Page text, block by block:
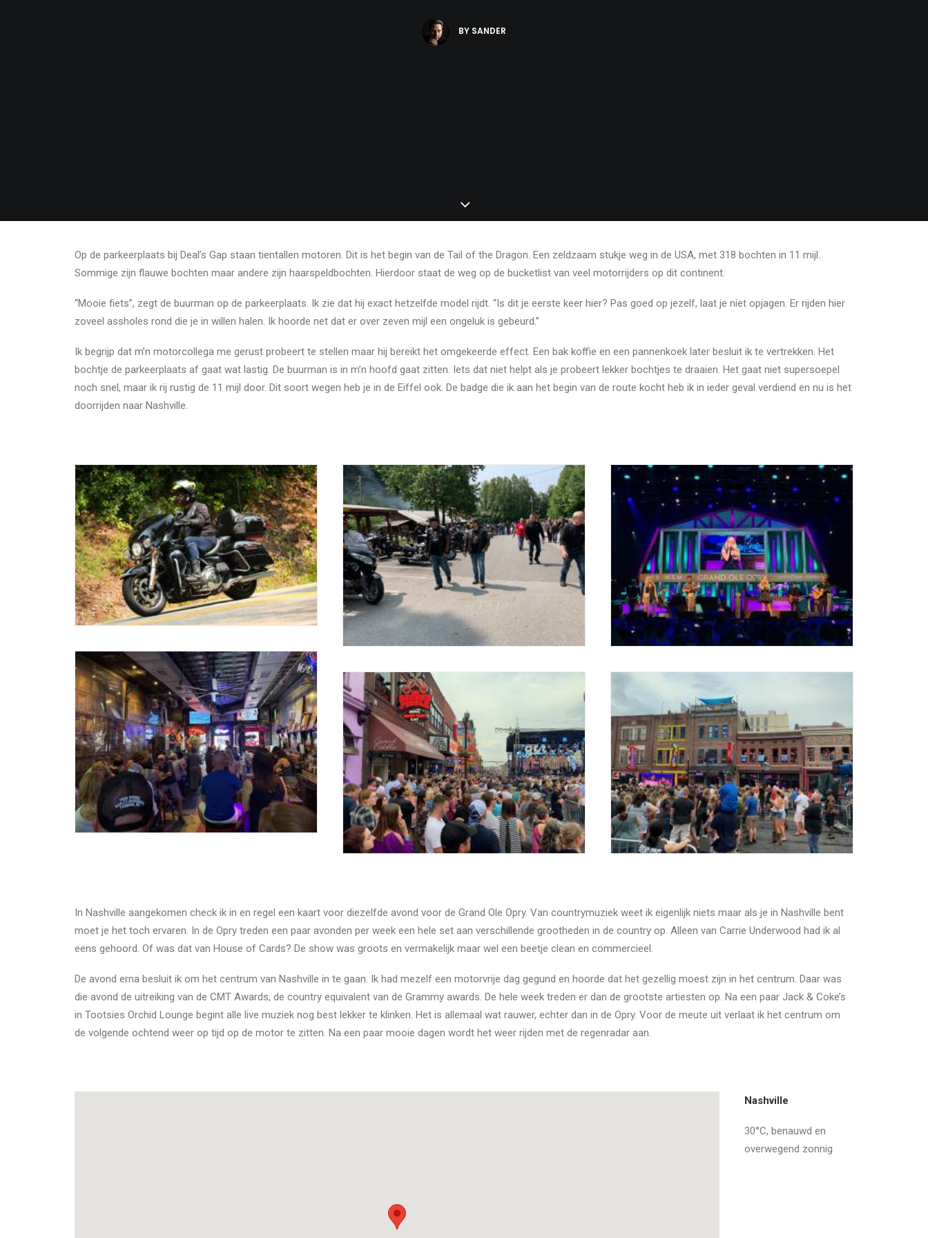
BY SANDER
Op de parkeerplaats bij Deal’s Gap staan tientallen motoren. Dit is het begin van de Tail of the Dragon. Een zeldzaam stukje weg in de USA, met 318 bochten in 11 mijl.
Sommige zijn flauwe bochten maar andere zijn haarspeldbochten. Hierdoor staat de weg op de bucketlist van veel motorrijders op dit continent.
“Mooie fiets”, zegt de buurman op de parkeerplaats. Ik zie dat hij exact hetzelfde model rijdt. “Is dit je eerste keer hier? Pas goed op jezelf, laat je niet opjagen. Er rijden hier
zoveel assholes rond die je in willen halen. Ik hoorde net dat er over zeven mijl een ongeluk is gebeurd.”
Ik begrijp dat m’n motorcollega me gerust probeert te stellen maar hij bereikt het omgekeerde effect. Een bak koffie en een pannenkoek later besluit ik te vertrekken. Het
bochtje de parkeerplaats af gaat wat lastig. De buurman is in m’n hoofd gaat zitten. Iets dat niet helpt als je probeert lekker bochtjes te draaien. Het gaat niet supersoepel
noch snel, maar ik rij rustig de 11 mijl door. Dit soort wegen heb je in de Eiffel ook. De badge die ik aan het begin van de route kocht heb ik in ieder geval verdiend en nu is het
doorrijden naar Nashville.
In Nashville aangekomen check ik in en regel een kaart voor diezelfde avond voor de Grand Ole Opry. Van countrymuziek weet ik eigenlijk niets maar als je in Nashville bent
moet je het toch ervaren. In de Opry treden een paar avonden per week een hele set aan verschillende grootheden in de country op. Alleen van Carrie Underwood had ik al
eens gehoord. Of was dat van House of Cards? De show was groots en vermakelijk maar wel een beetje clean en commercieel.
De avond erna besluit ik om het centrum van Nashville in te gaan. Ik had mezelf een motorvrije dag gegund en hoorde dat het gezellig moest zijn in het centrum. Daar was
die avond de uitreiking van de CMT Awards, de country equivalent van de Grammy awards. De hele week treden er dan de grootste artiesten op. Na een paar Jack & Coke’s
in Tootsies Orchid Lounge begint alle live muziek nog best lekker te klinken. Het is allemaal wat rauwer, echter dan in de Opry. Voor de meute uit verlaat ik het centrum om
de volgende ochtend weer op tijd op de motor te zitten. Na een paar mooie dagen wordt het weer rijden met de regenradar aan.
Nashville
30°C, benauwd en
overwegend zonnig